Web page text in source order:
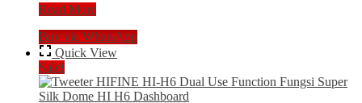
Tweeter
Type
HI-
H8
Super
Silk
Read More
Buy via WhatsApp
Quick View
Sale!